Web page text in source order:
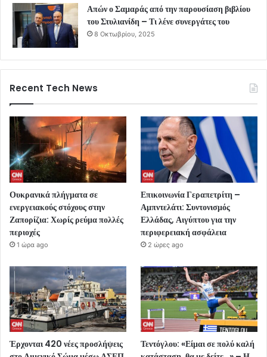
Απών ο Σαμαράς από την παρουσίαση βιβλίου
του Στυλιανίδη – Τι λένε συνεργάτες του
8 Οκτωβρίου, 2025
Recent Tech News
Ουκρανικά πλήγματα σε
ενεργειακούς στόχους στην
Ζαπορίζια: Χωρίς ρεύμα πολλές
περιοχές
1 ώρα ago
Επικοινωνία Γεραπετρίτη –
Αμπντελάτι: Συντονισμός
Ελλάδας, Αιγύπτου για την
περιφερειακή ασφάλεια
2 ώρες ago
Έρχονται 420 νέες προσλήψεις
Τεντόγλου: «Είμαι σε πολύ καλή